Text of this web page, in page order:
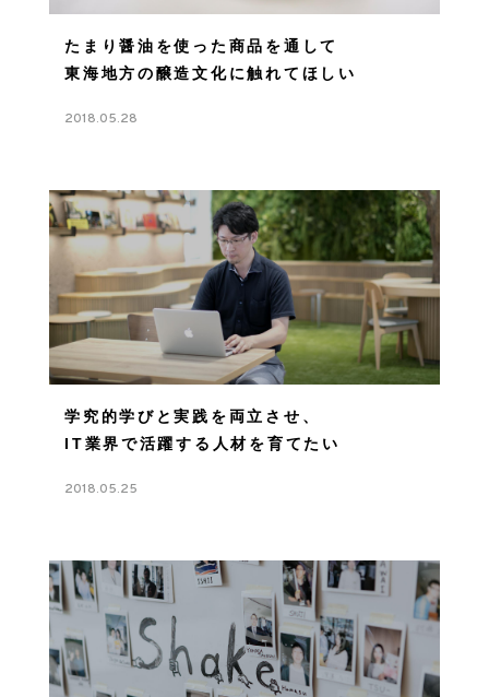
たまり醤油を使った商品を通して
東海地方の醸造文化に触れてほしい
2018.05.28
学究的学びと実践を両立させ、
IT業界で活躍する人材を育てたい
2018.05.25